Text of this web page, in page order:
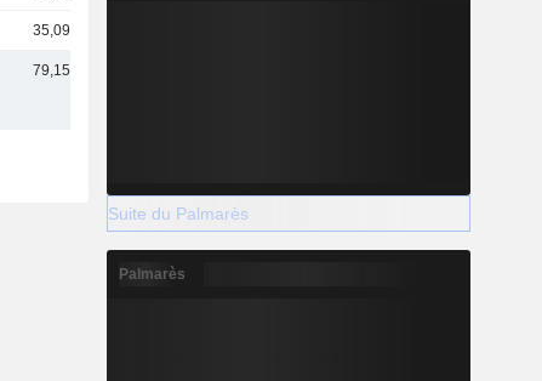
35,09 Md
79,15 Md
Suite du Palmarès
Palmarès